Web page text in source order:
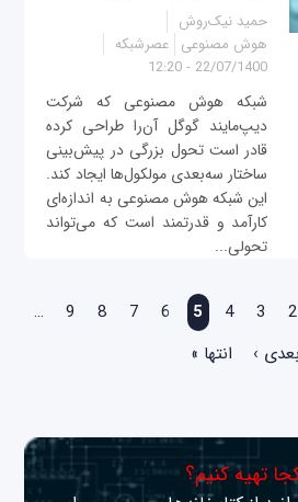
حمید نیک‌روش
هوش مصنوعی عصرشبکه
22/07/1400 - 12:20
شبکه هوش مصنوعی که شرکت
دیپ‌مایند گوگل آن‌را طراحی کرده
قادر است تحول بزرگی در پیش‌بینی
ساختار سه‌بعدی مولکول‌ها ایجاد کند.
این شبکه هوش مصنوعی به اندازه‌ای
کارآمد و قدرتمند است که می‌تواند
تحولی...
2
3
4
5
6
7
8
9
…
بعدی ›
انتها »
تهیه کنیم؟